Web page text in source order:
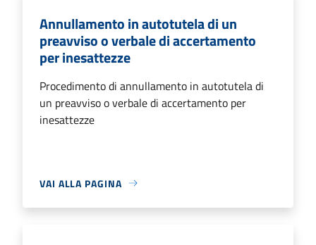
Annullamento in autotutela di un
preavviso o verbale di accertamento
per inesattezze
Procedimento di annullamento in autotutela di
un preavviso o verbale di accertamento per
inesattezze
VAI ALLA PAGINA